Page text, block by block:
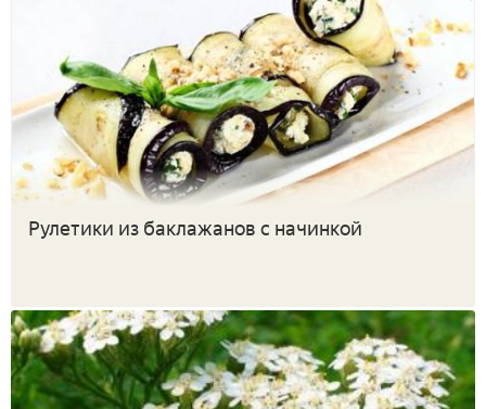
Рулетики из баклажанов с начинкой